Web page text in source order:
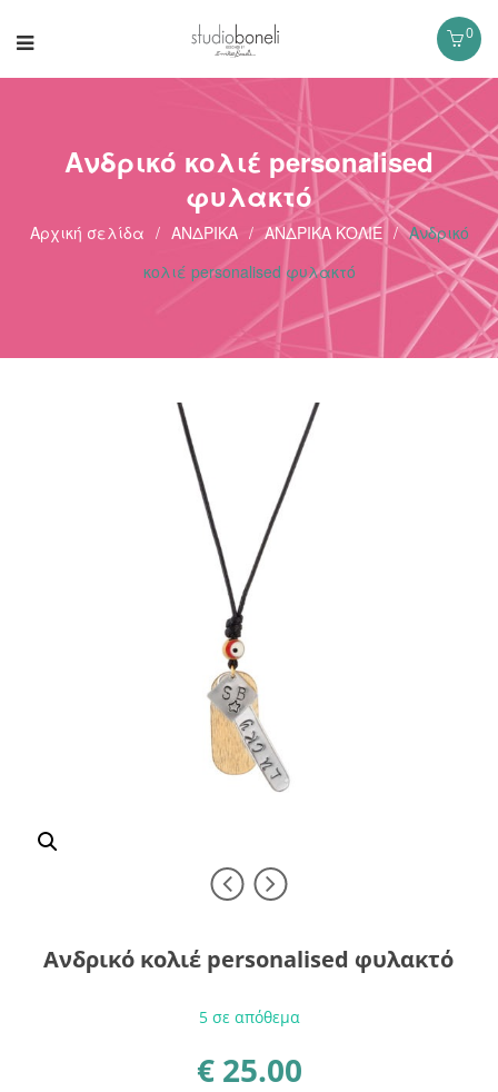
0
Ανδρικό κολιέ personalised
φυλακτό
Αρχική σελίδα / ΑΝΔΡΙΚΑ / ΑΝΔΡΙΚΑ ΚΟΛΙΕ / Ανδρικό
κολιέ personalised φυλακτό
Ανδρικό κολιέ personalised φυλακτό
5 σε απόθεμα
€25.00